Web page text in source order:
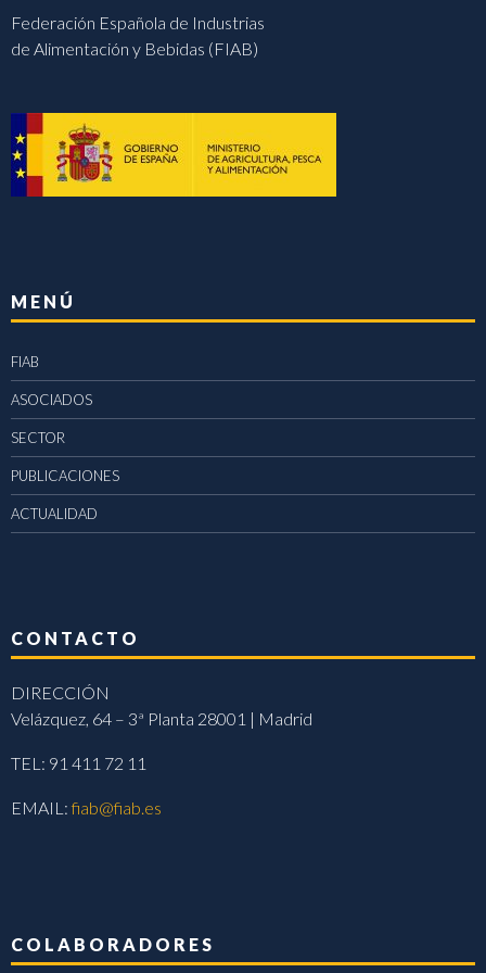
Federación Española de Industrias
de Alimentación y Bebidas (FIAB)
MENÚ
FIAB
ASOCIADOS
SECTOR
PUBLICACIONES
ACTUALIDAD
CONTACTO
DIRECCIÓN
Velázquez, 64 – 3ª Planta 28001 | Madrid
TEL: 91 411 72 11
EMAIL:fiab@fiab.es
COLABORADORES